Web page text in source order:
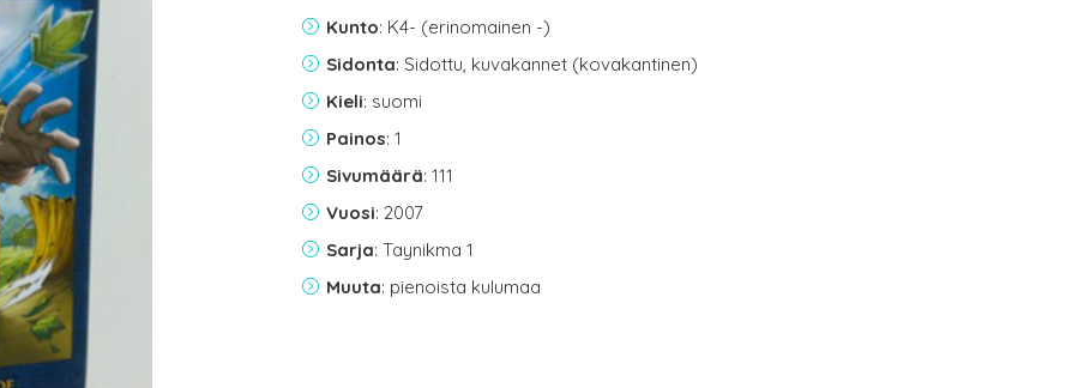
Kunto: K4- (erinomainen -)
Sidonta: Sidottu, kuvakannet (kovakantinen)
Kieli: suomi
Painos: 1
Sivumäärä: 111
Vuosi: 2007
Sarja: Taynikma 1
Muuta: pienoista kulumaa